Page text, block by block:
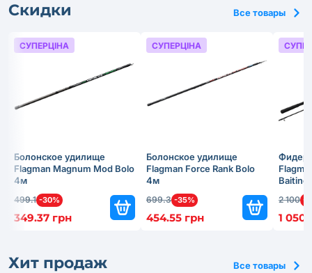
Скидки Все товары
Болонское удилище
Flagman Magnum Mod Bolo
4м
499.1 -30%
349.37 грн
СУПЕРЦІНА
Болонское удилище
Flagman Force Rank Bolo
4м
699.3 -35%
454.55 грн
СУПЕРЦІНА
Baiting
2 100 -
1 050
Хит продаж Все товары